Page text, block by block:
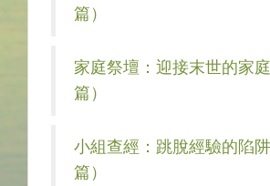
篇）
家庭祭壇：迎接末世的家
篇）
小組查經：跳脫經驗的陷
篇）